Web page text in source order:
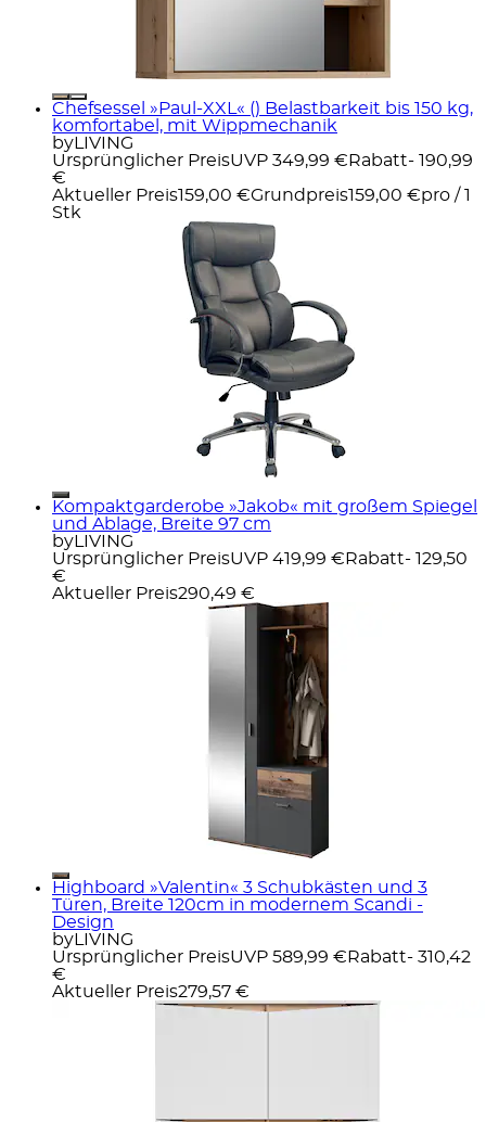
Chefsessel »Paul-XXL« () Belastbarkeit bis 150 kg,
komfortabel, mit Wippmechanik
byLIVING
Ursprünglicher PreisUVP 349,99 € Rabatt- 190,99
€
Aktueller Preis159,00 €Grundpreis159,00 €pro / 1
Stk
Kompaktgarderobe »Jakob« mit großem Spiegel
und Ablage, Breite 97 cm
byLIVING
Ursprünglicher PreisUVP 419,99 € Rabatt- 129,50
€
Aktueller Preis290,49 €
Highboard »Valentin« 3 Schubkästen und 3
Türen, Breite 120cm in modernem Scandi -
Design
byLIVING
Ursprünglicher PreisUVP 589,99 € Rabatt- 310,42
€
Aktueller Preis279,57 €